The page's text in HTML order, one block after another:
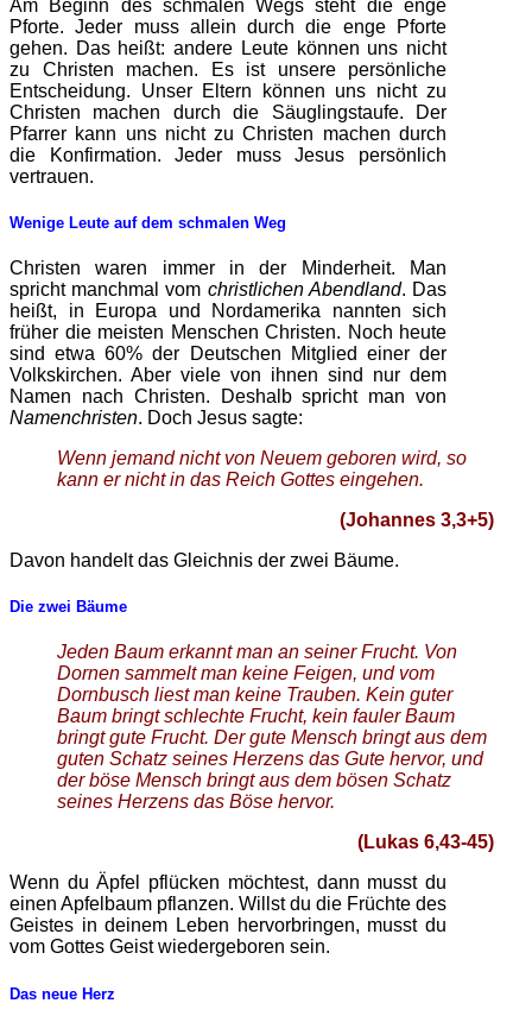
Am Beginn des schmalen Wegs steht die enge
Pforte. Jeder muss allein durch die enge Pforte
gehen. Das heißt: andere Leute können uns nicht
zu Christen machen. Es ist unsere persönliche
Entscheidung. Unser Eltern können uns nicht zu
Christen machen durch die Säuglingstaufe. Der
Pfarrer kann uns nicht zu Christen machen durch
die Konfirmation. Jeder muss Jesus persönlich
vertrauen.
Wenige Leute auf dem schmalen Weg
Christen waren immer in der Minderheit. Man
spricht manchmal vom christlichen Abendland. Das
heißt, in Europa und Nordamerika nannten sich
früher die meisten Menschen Christen. Noch heute
sind etwa 60% der Deutschen Mitglied einer der
Volkskirchen. Aber viele von ihnen sind nur dem
Namen nach Christen. Deshalb spricht man von
Namenchristen. Doch Jesus sagte:
Wenn jemand nicht von Neuem geboren wird, so
kann er nicht in das Reich Gottes eingehen.
(Johannes 3,3+5)
Davon handelt das Gleichnis der zwei Bäume.
Die zwei Bäume
Jeden Baum erkannt man an seiner Frucht. Von
Dornen sammelt man keine Feigen, und vom
Dornbusch liest man keine Trauben. Kein guter
Baum bringt schlechte Frucht, kein fauler Baum
bringt gute Frucht. Der gute Mensch bringt aus dem
guten Schatz seines Herzens das Gute hervor, und
der böse Mensch bringt aus dem bösen Schatz
seines Herzens das Böse hervor.
(Lukas 6,43-45)
Wenn du Äpfel pflücken möchtest, dann musst du
einen Apfelbaum pflanzen. Willst du die Früchte des
Geistes in deinem Leben hervorbringen, musst du
vom Gottes Geist wiedergeboren sein.
Das neue Herz